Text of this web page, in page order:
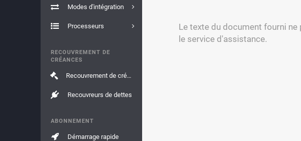
Modes d'intégration
Processeurs
RECOUVREMENT DE
CRÉANCES
Recouvrement de créances
Recouvreurs de dettes
ABONNEMENT
Démarrage rapide
Le texte du document fourni
le service d'assistance.